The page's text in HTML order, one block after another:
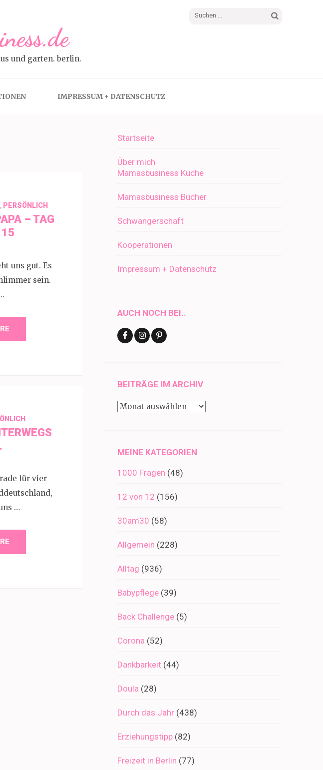
Suchen
und garten. berlin.
IMPRESSUM + DATENSCHUTZ
PERSÖNLICH
– TAG
uns gut. Es
sein.
für vier
…
Startseite
Über mich
Mamasbusiness Küche
Mamasbusiness Bücher
Schwangerschaft
Kooperationen
Impressum + Datenschutz
AUCH NOCH BEI..
BEITRÄGE IM ARCHIV
Beiträge
MEINE KATEGORIEN
1000 Fragen (48)
12 von 12 (156)
30am30 (58)
Allgemein (228)
Alltag (936)
Babypflege (39)
Back Challenge (5)
Corona (52)
Dankbarkeit (44)
Doula (28)
Durch das Jahr (438)
Erziehungstipp (82)
Freizeit in Berlin (77)